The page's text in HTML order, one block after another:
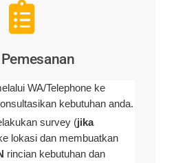
WA/Telephone ke
kebutuhan anda.
survey (jika
lokasi dan membuatkan
rincian kebutuhan dan